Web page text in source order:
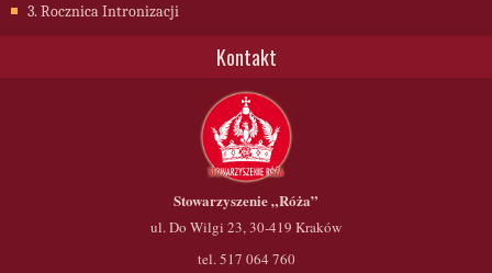
3. Rocznica Intronizacji
Kontakt
Stowarzyszenie„Róża”
ul. Do Wilgi 23, 30-419 Kraków
tel. 517 064 760